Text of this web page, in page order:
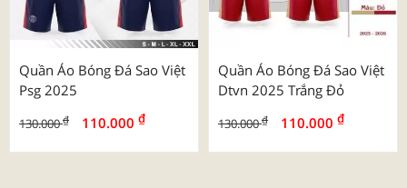
Quần Áo Bóng Đá Sao Việt
Psg 2025
130.000₫ 110.000 ₫
Quần Áo Bóng Đá Sao Việt
Dtvn 2025 Trắng Đỏ
130.000₫ 110.000 ₫